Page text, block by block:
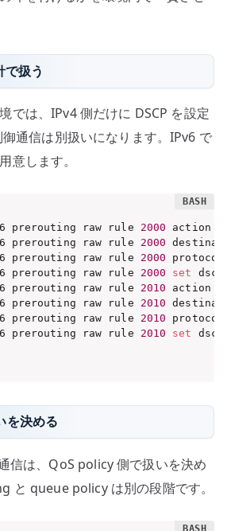
扱う
では、IPv4 側だけに DSCP を設定
通信は別扱いになります。IPv6 で
意します。
prerouting raw rule 2000 action
prerouting raw rule 2000
prerouting raw rule 2000
prerouting raw rule 2000 set
prerouting raw rule 2010 action
prerouting raw rule 2010
prerouting raw rule 2010
prerouting raw rule 2010 set
を決める
信は、QoS policy 側で扱いを決め
と queue policy は別の段階です。